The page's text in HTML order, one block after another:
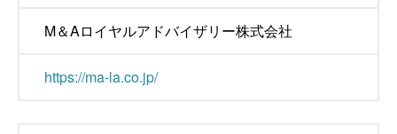
M＆Aロイヤルアドバイザリー株式会社
https://ma-la.co.jp/